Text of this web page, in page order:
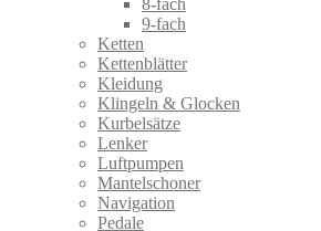
8-fach
9-fach
Ketten
Kettenblätter
Kleidung
Klingeln & Glocken
Kurbelsätze
Lenker
Luftpumpen
Mantelschoner
Navigation
Pedale